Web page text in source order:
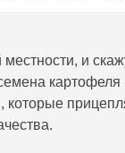
и
которые